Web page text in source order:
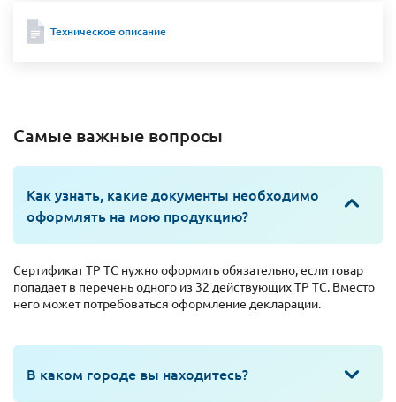
Техническое описание
Самые важные вопросы
Как узнать, какие документы необходимо
оформлять на мою продукцию?
Сертификат ТР ТС нужно оформить обязательно, если товар
попадает в перечень одного из 32 действующих ТР ТС. Вместо
него может потребоваться оформление декларации.
В каком городе вы находитесь?